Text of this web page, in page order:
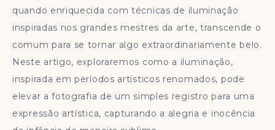
quando enriquecida com técnicas de iluminação
inspiradas nos grandes mestres da arte, transcende o
comum para se tornar algo extraordinariamente belo.
Neste artigo, exploraremos como a iluminação,
inspirada em períodos artísticos renomados, pode
elevar a fotografia de um simples registro para uma
expressão artística, capturando a alegria e inocência